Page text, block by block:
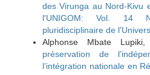
des Virunga au Nord-Kivu
l'UNIGOM: Vol. 14
pluridisciplinaire de
Alphonse Mbate Lupiki,
préservation de
l’intégration nationale en